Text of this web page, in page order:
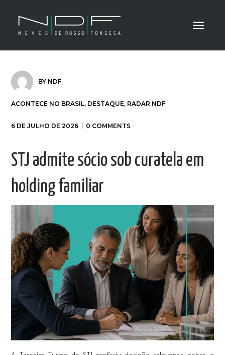
BY NDF
ACONTECE NO BRASIL, DESTAQUE, RADAR NDF
6 DE JULHO DE 2026 0 COMMENTS
STJ admite sócio sob curatela em
holding familiar